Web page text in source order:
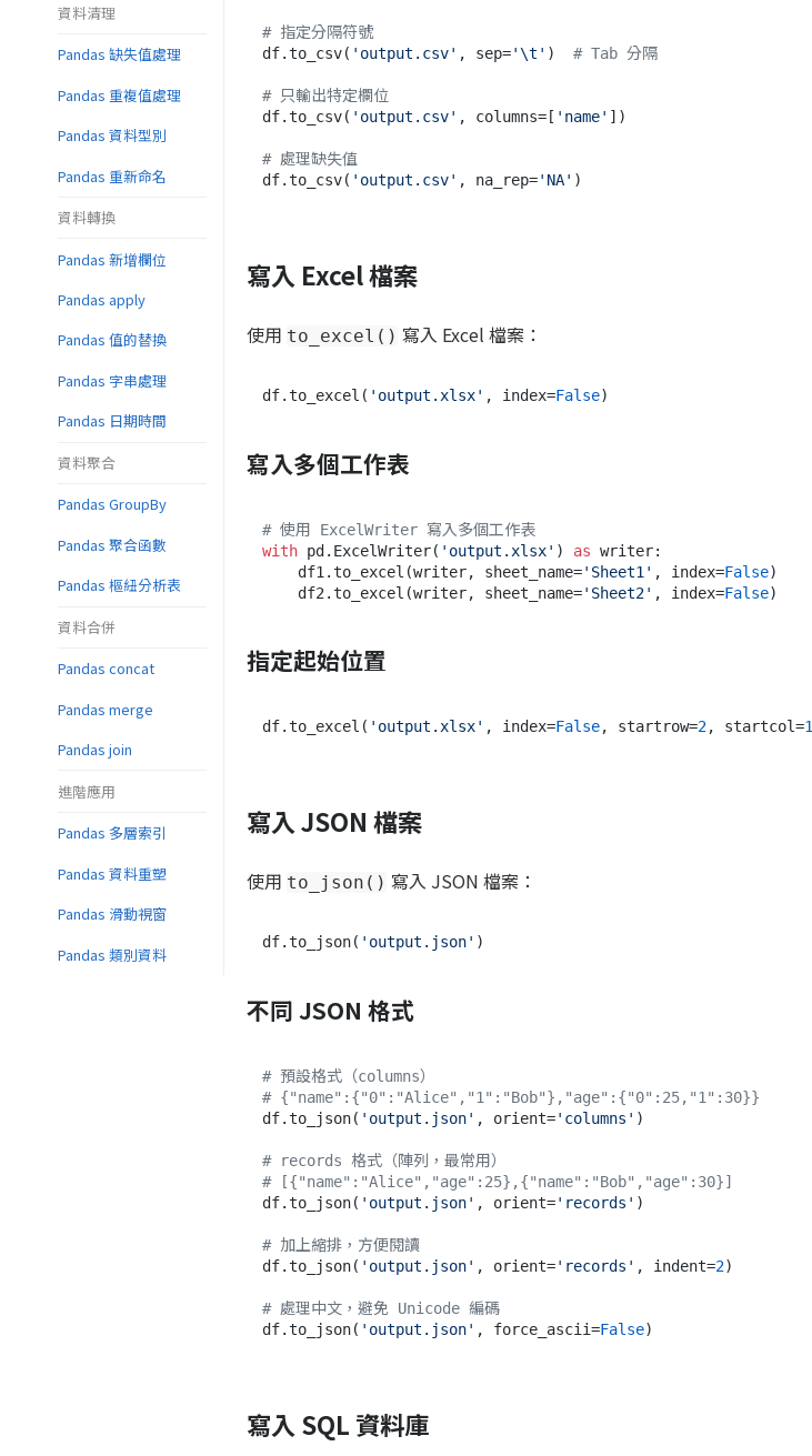
# 指定分隔符號
df.to_csv( 'output.csv' , sep='\t' ) # Tab 分隔
# 只輸出特定欄位
df.to_csv( 'output.csv' , columns=[ 'name' ])
# 處理缺失值
df.to_csv( 'output.csv' , na_rep='NA'
寫入 Excel 檔案
使用 to_excel() 寫入 Excel 檔案：
df.to_excel( 'output.xlsx' , index=False
寫入多個工作表
# 使用 ExcelWriter 寫入多個工作表
with pd.ExcelWriter( 'output.xlsx' ) as writer:
    df1.to_excel(writer, sheet_name=
'Sheet1' , index=False)
    df2.to_excel(writer, sheet_name=
'Sheet2' , index=False
指定起始位置
df.to_excel( 'output.xlsx' , index=False, startrow=2, startcol=1
寫入 JSON 檔案
使用 to_json() 寫入 JSON 檔案：
df.to_json( 'output.json'
不同 JSON 格式
# 預設格式（columns）
# {"name":{"0":"Alice","1":"Bob"},"age":{"0":25,"1":30}}
df.to_json( 'output.json' , orient='columns' )
# records 格式（陣列，最常用）
# [{"name":"Alice","age":25},{"name":"Bob","age":30}]
df.to_json( 'output.json' , orient='records' )
# 加上縮排，方便閱讀
df.to_json( 'output.json' , orient='records' , indent=2)
# 處理中文，避免 Unicode 編碼
df.to_json( 'output.json' , force_ascii=False
寫入 SQL 資料庫
資料清理
Pandas 缺失值處理
Pandas 重複值處理
Pandas 資料型別
Pandas 重新命名
資料轉換
Pandas 新增欄位
Pandas apply
Pandas 值的替換
Pandas 字串處理
Pandas 日期時間
資料聚合
Pandas GroupBy
Pandas 聚合函數
Pandas 樞紐分析表
資料合併
Pandas concat
Pandas merge
Pandas join
進階應用
Pandas 多層索引
Pandas 資料重塑
Pandas 滑動視窗
Pandas 類別資料